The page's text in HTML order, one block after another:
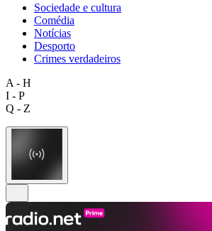
Sociedade e cultura
Comédia
Notícias
Desporto
Crimes verdadeiros
A - H
I - P
Q - Z